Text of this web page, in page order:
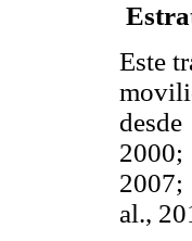
Este
2000;
2007;
al.,